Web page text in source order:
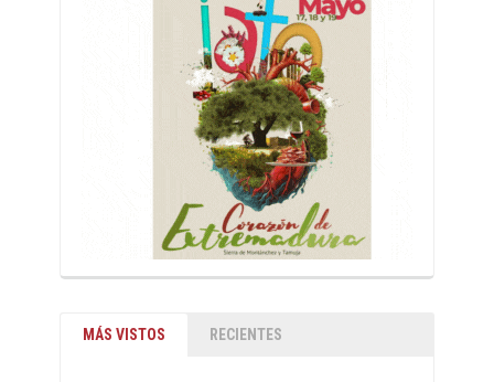
MÁS VISTOS RECIENTES